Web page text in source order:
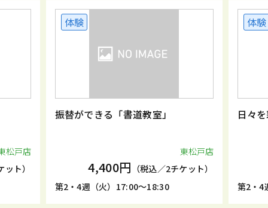
松戸店
ト）
体験
振替ができる「書道教室」
東松戸店
4,400円 （税込／2チケット）
第2・4週（火）17:00～18:30
体験
日々
第2・4